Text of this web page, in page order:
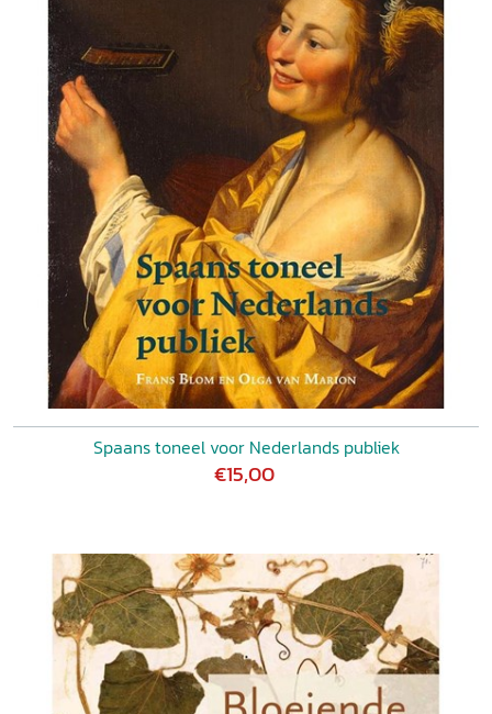
Spaans toneel voor Nederlands publiek
€15,00